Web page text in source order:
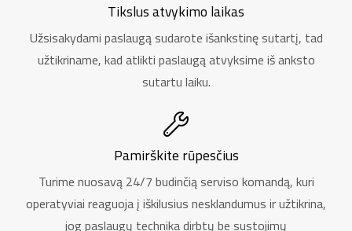
Tikslus atvykimo laikas
Užsisakydami paslaugą sudarote išankstinę sutartį, tad
užtikriname, kad atlikti paslaugą atvyksime iš anksto
sutartu laiku.
Pamirškite rūpesčius
Turime nuosavą 24/7 budinčią serviso komandą, kuri
operatyviai reaguoja į iškilusius nesklandumus ir užtikrina,
jog paslaugų technika dirbtų be sustojimų